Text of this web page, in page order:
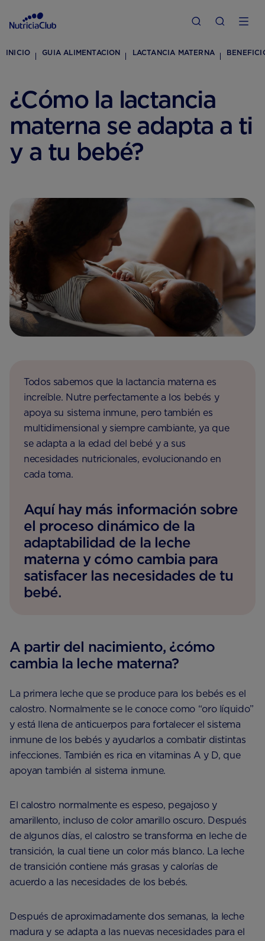
INICIO GUIA ALIMENTACION LACTANCIA MATERNA
¿Cómo la lactancia
materna se adapta a ti
y a tu bebé?
Todos sabemos que la lactancia materna es
increíble. Nutre perfectamente a los bebés y
apoya su sistema inmune, pero también es
multidimensional y siempre cambiante, ya que
se adapta a la edad del bebé y a sus
necesidades nutricionales, evolucionando en
cada toma.
Aquí hay más información sobre
el proceso dinámico de la
adaptabilidad de la leche
materna y cómo cambia para
satisfacer las necesidades de tu
bebé.
A partir del nacimiento, ¿cómo
cambia la leche materna?
La primera leche que se produce para los bebés es el
calostro. Normalmente se le conoce como “oro líquido”
y está llena de anticuerpos para fortalecer el sistema
inmune de los bebés y ayudarlos a combatir distintas
infecciones. También es rica en vitaminas A y D, que
apoyan también al sistema inmune.
El calostro normalmente es espeso, pegajoso y
amarillento, incluso de color amarillo oscuro. Después
de algunos días, el calostro se transforma en leche de
transición, la cual tiene un color más blanco. La leche
de transición contiene más grasas y calorías de
acuerdo a las necesidades de los bebés.
Después de aproximadamente dos semanas, la leche
madura y se adapta a las nuevas necesidades para el